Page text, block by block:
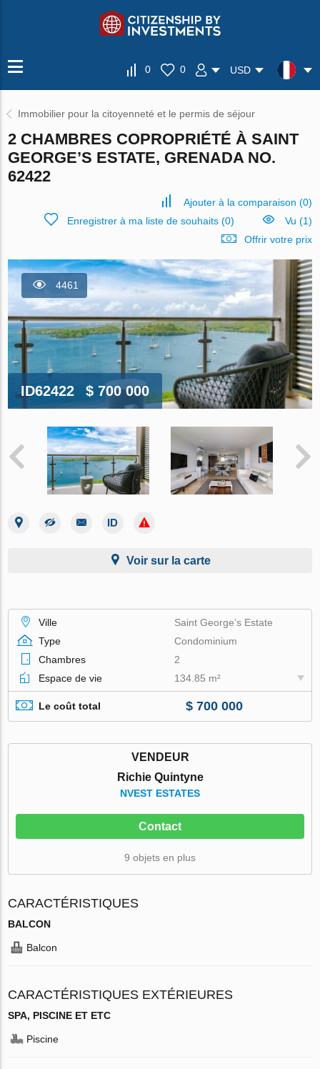
0 0 USD
Immobilier pour la citoyenneté et le permis de séjour
2 CHAMBRES COPROPRIÉTÉ À SAINT
GEORGE’S ESTATE, GRENADA NO.
62422
Ajouter à la comparaison (0)
Enregistrer à ma liste de souhaits(0)
Vu (1)
Offrir votre prix
4461
ID62422 $ 700 000
Voir sur la carte
Ville
Saint George’s Estate
Type
Condominium
Chambres
2
Espace de vie
134.85 m²
Le coût total $ 700 000
VENDEUR
Richie Quintyne
NVEST ESTATES
Contact
9 objets en plus
CARACTÉRISTIQUES
BALCON
Balcon
CARACTÉRISTIQUES EXTÉRIEURES
SPA, PISCINE ET ETC
Piscine